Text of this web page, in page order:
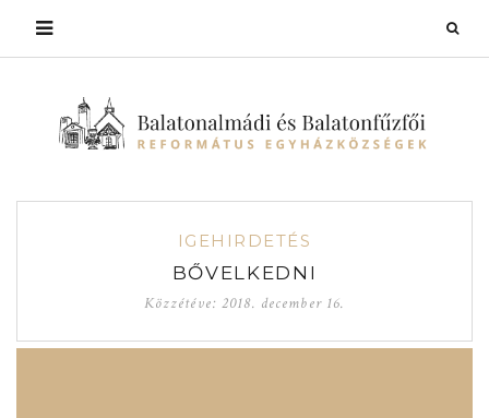
IGEHIRDETÉS
BŐVELKEDNI
Közzétéve:2018. december 16.